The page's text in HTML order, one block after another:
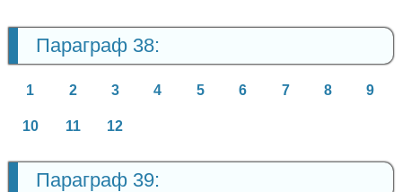
Параграф 38:
1 2 3 4 5 6 7 8 9
10 11 12
Параграф 39: